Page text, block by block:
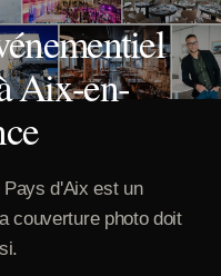
Aix-en-
d'Aix est un
couverture photo doit